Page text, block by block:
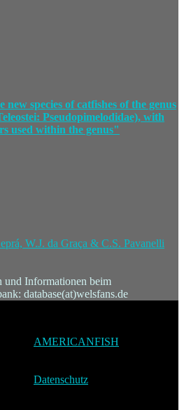
species of catfishes of the genus
Pseudopimelodidae), with
used within the genus"
W.J. da Graça & C.S. Pavanelli
und Informationen beim
database(at)welsfans.de
AMERICANFISH
Datenschutz